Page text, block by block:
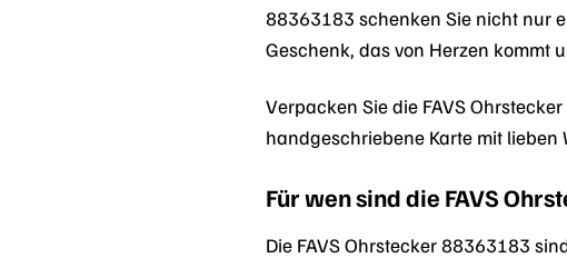
88363183 schenken Sie nicht nur
Geschenk, das von Herzen kommt
Verpacken Sie die FAVS
handgeschriebene Karte mit
Für wen sind die FAVS
Die FAVS Ohrstecker 88363183